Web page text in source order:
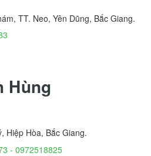
TT. Neo, Yên Dũng, Bắc Giang.
Hùng
Hiệp Hòa, Bắc Giang.
- 0972518825